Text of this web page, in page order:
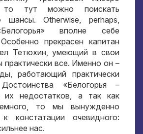
то тут можно поискать
шансы. Otherwise, perhaps,
вполне себе
Особенно прекрасен капитан
Тетюхин,умеющий в свои
все. Именно он –
,работающий практически
Достоинства «Белогорья –
их недостатков, а так как
, то мы вынужденно
к констатации очевидного:
нас.